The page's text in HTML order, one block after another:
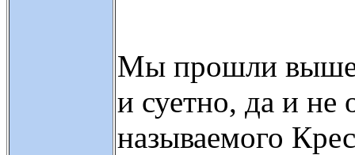
Мы прошли выше
и суетно, да и не
называемого